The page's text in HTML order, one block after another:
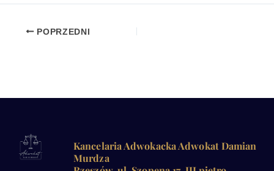
POPRZEDNI
Kancelaria Adwokacka Adwokat Damian
Murdza